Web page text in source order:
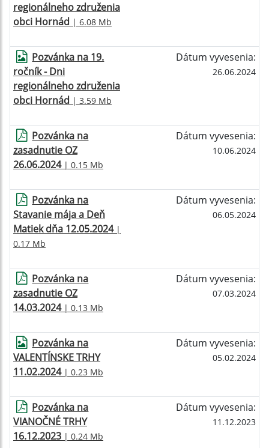
regionálneho združenia
obci Hornád | 6.08 Mb
Pozvánka na 19.
ročník - Dni
regionálneho združenia
obci Hornád | 3.59 Mb
Dátum vyvesenia:
26.06.2024
Pozvánka na
zasadnutie OZ
26.06.2024| 0.15 Mb
Dátum vyvesenia:
10.06.2024
Pozvánka na
Stavanie mája a Deň
Matiek dňa 12.05.2024|
0.17 Mb
Dátum vyvesenia:
06.05.2024
Pozvánka na
zasadnutie OZ
14.03.2024| 0.13 Mb
Dátum vyvesenia:
07.03.2024
Pozvánka na
VALENTÍNSKE TRHY
11.02.2024| 0.23 Mb
Dátum vyvesenia:
05.02.2024
Pozvánka na
VIANOČNÉ TRHY
16.12.2023 | 0.24 Mb
Dátum vyvesenia:
11.12.2023